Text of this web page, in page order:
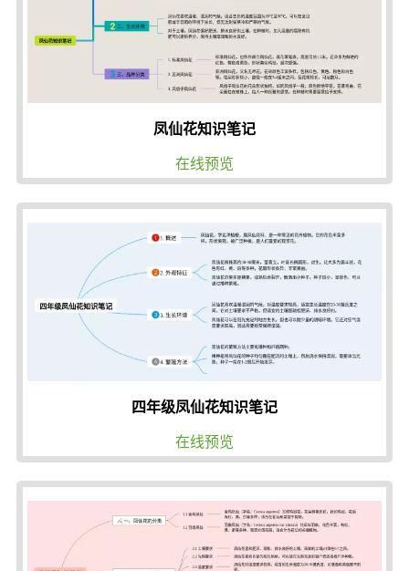
凤仙花知识笔记
在线预览
四年级凤仙花知识笔记
在线预览